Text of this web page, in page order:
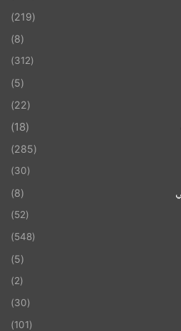
(219)
(8)
(312)
(5)
(22)
(18)
(285)
(30)
(8)
(52)
(548)
(5)
(2)
(30)
(101)